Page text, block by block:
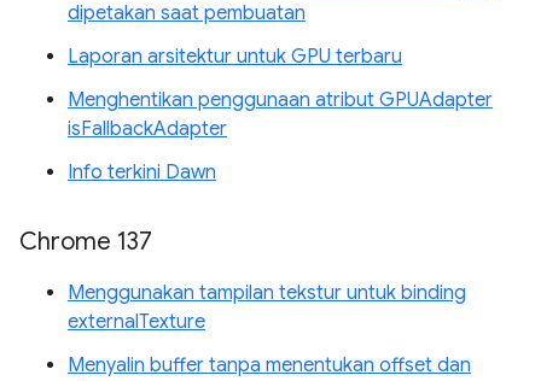
dipetakan saat pembuatan
Laporan arsitektur untuk GPU terbaru
Menghentikan penggunaan atribut GPUAdapter
isFallbackAdapter
Info terkini Dawn
Chrome 137
Menggunakan tampilan tekstur untuk binding
externalTexture
Menyalin buffer tanpa menentukan offset dan